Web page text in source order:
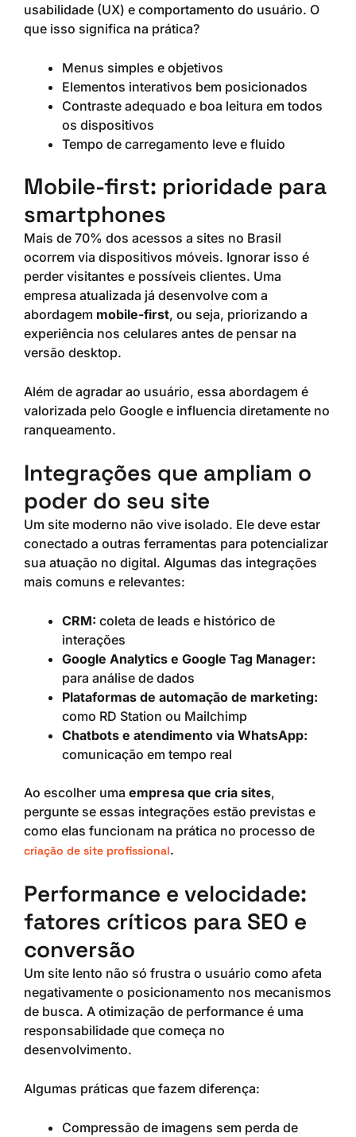
usabilidade (UX) e comportamento do usuário. O
que isso significa na prática?
Menus simples e objetivos
Elementos interativos bem posicionados
Contraste adequado e boa leitura em todos
os dispositivos
Tempo de carregamento leve e fluido
Mobile-first: prioridade para
smartphones
Mais de 70% dos acessos a sites no Brasil
ocorrem via dispositivos móveis. Ignorar isso é
perder visitantes e possíveis clientes. Uma
empresa atualizada já desenvolve com a
abordagem mobile-first, ou seja, priorizando a
experiência nos celulares antes de pensar na
versão desktop.
Além de agradar ao usuário, essa abordagem é
valorizada pelo Google e influencia diretamente no
ranqueamento.
Integrações que ampliam o
poder do seu site
Um site moderno não vive isolado. Ele deve estar
conectado a outras ferramentas para potencializar
sua atuação no digital. Algumas das integrações
mais comuns e relevantes:
CRM: coleta de leads e histórico de
interações
Google Analytics e Google Tag Manager:
para análise de dados
Plataformas de automação de marketing:
como RD Station ou Mailchimp
Chatbots e atendimento via WhatsApp:
comunicação em tempo real
Ao escolher uma empresa que cria sites,
pergunte se essas integrações estão previstas e
como elas funcionam na prática no processo de
criação de site profissional.
Performance e velocidade:
fatores críticos para SEO e
conversão
Um site lento não só frustra o usuário como afeta
negativamente o posicionamento nos mecanismos
de busca. A otimização de performance é uma
responsabilidade que começa no
desenvolvimento.
Algumas práticas que fazem diferença:
Compressão de imagens sem perda de